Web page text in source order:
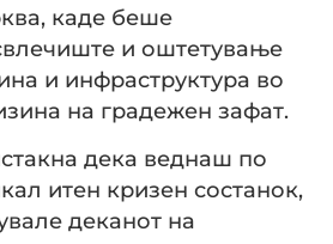
каде беше
и оштетување
и инфраструктура во
на градежен зафат.
дека веднаш по
итен кризен состанок,
деканот на